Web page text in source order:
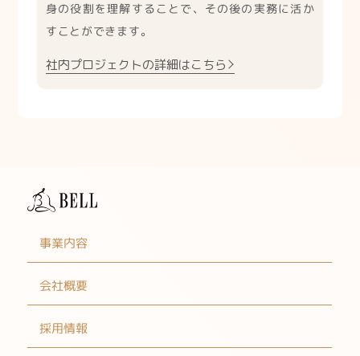
身の役割を理解することで、その後の実務に活か
すことができます。
社内プロジェクトの詳細はこちら
事業内容
会社概要
採用情報